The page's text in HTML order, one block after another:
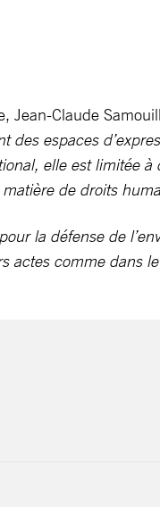
Claude
espaces
elle est limitée
de droits
la défense de
actes comme dans